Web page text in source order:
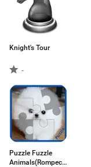
Knight's Tour
-
Puzzle Fuzzle
Animals(Rompecabezas